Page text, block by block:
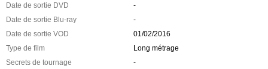
Date de sortie DVD
-
Date de sortie Blu-ray
-
Date de sortie VOD
01/02/2016
Type de film
Long métrage
Secrets de tournage
-